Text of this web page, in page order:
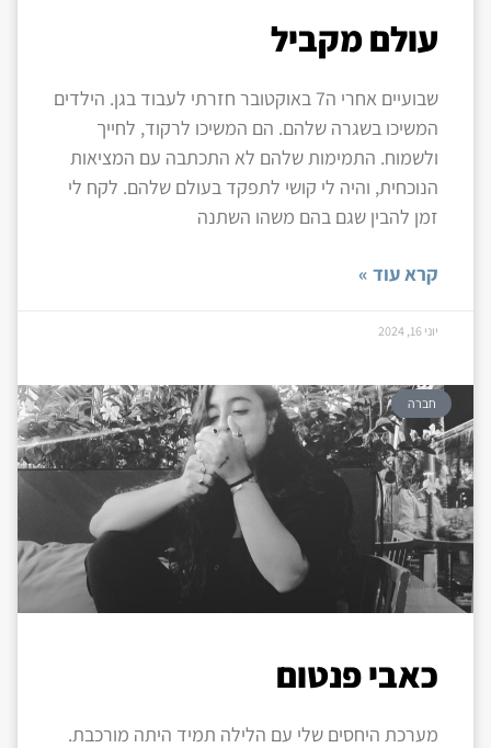
עולם מקביל
שבועיים אחרי ה7 באוקטובר חזרתי לעבוד בגן. הילדים
המשיכו בשגרה שלהם. הם המשיכו לרקוד, לחייך
ולשמוח. התמימות שלהם לא התכתבה עם המציאות
הנוכחית, והיה לי קושי לתפקד בעולם שלהם. לקח לי
זמן להבין שגם בהם משהו השתנה
קרא עוד »
יוני 16, 2024
חברה
כאבי פנטום
מערכת היחסים שלי עם הלילה תמיד היתה מורכבת.